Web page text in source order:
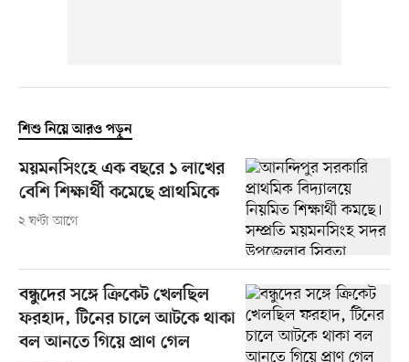
শিশু নিয়ে আরও পড়ুন
ময়মনসিংহে এক বছরে ১ লাখের
বেশি শিক্ষার্থী কমেছে প্রাথমিকে
২ ঘণ্টা আগে
বন্ধুদের সঙ্গে ক্রিকেট খেলছিল
ফরহাদ, টিনের চালে আটকে থাকা
বল আনতে গিয়ে প্রাণ গেল